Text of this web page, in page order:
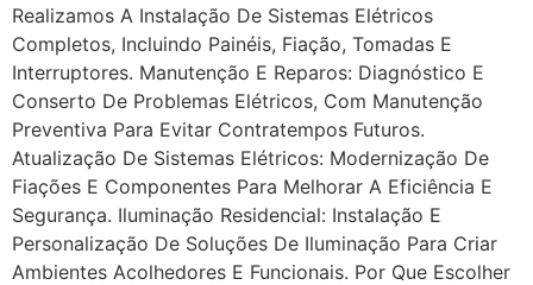
Realizamos A Instalação De Sistemas Elétricos
Completos, Incluindo Painéis, Fiação, Tomadas E
Interruptores. Manutenção E Reparos: Diagnóstico E
Conserto De Problemas Elétricos, Com Manutenção
Preventiva Para Evitar Contratempos Futuros.
Atualização De Sistemas Elétricos: Modernização De
Fiações E Componentes Para Melhorar A Eficiência E
Segurança. Iluminação Residencial: Instalação E
Personalização De Soluções De Iluminação Para Criar
Ambientes Acolhedores E Funcionais. Por Que Escolher